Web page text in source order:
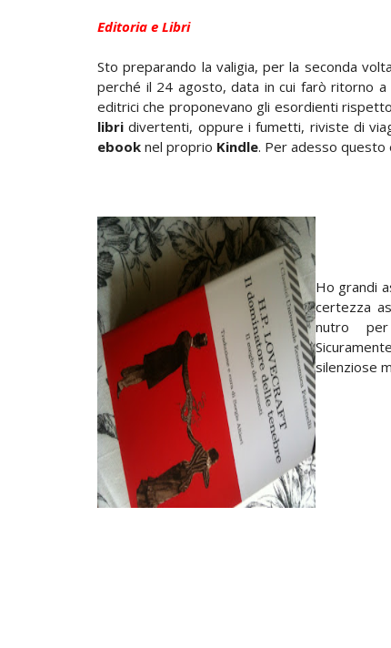
Editoria e Libri
Sto preparando la valigia, per la seconda
perché il 24 agosto, data in cui farò ritorno a
editrici che proponevano gli esordienti
libri divertenti, oppure i fumetti, riviste di
ebook nel proprio Kindle. Per adesso questo
Ho grandi
certezza
nutro
silenziose